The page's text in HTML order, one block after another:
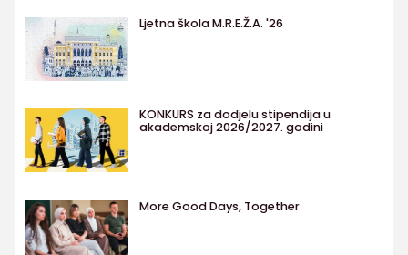
Ljetna škola M.R.E.Ž.A. '26
KONKURS za dodjelu stipendija u
akademskoj 2026/2027. godini
More Good Days, Together